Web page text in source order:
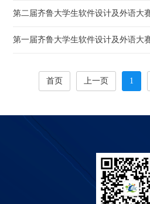
第二届齐鲁大学生软件设计及外语大
第一届齐鲁大学生软件设计及外语大
首页 上一页 1